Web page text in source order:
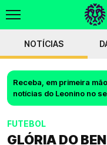
NOTÍCIAS
Receba, em primeira
notícias do Leonino no
FUTEBOL
GLÓRIA DO